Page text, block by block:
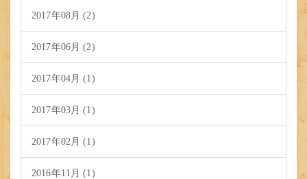
2017年08月 (2)
2017年06月 (2)
2017年04月 (1)
2017年03月 (1)
2017年02月 (1)
2016年11月 (1)